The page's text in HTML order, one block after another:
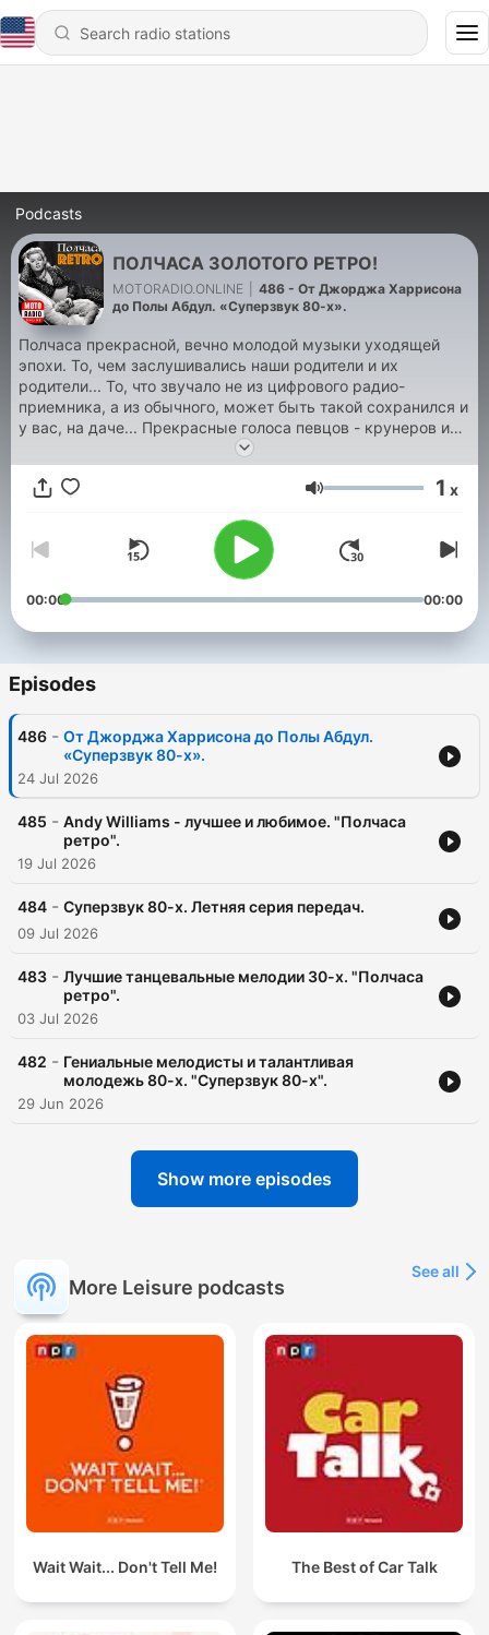
Podcasts
ПОЛЧАСА ЗОЛОТОГО РЕТРО!
MOTORADIO.ONLINE
486 - От Джорджа Харрисона
до Полы Абдул. «Суперзвук 80-х».
Полчаса прекрасной, вечно молодой музыки уходящей
эпохи. То, чем заслушивались наши родители и их
родители... То, что звучало не из цифрового радио-
приемника, а из обычного, может быть такой сохранился и
у вас, на даче... Прекрасные голоса певцов - крунеров и
многое другое в эти ностальгические 30 минут на
MOTORADIO.ONLINE.
🎧 👉 Подписаться:
🎧 👉 Cлушать в приложениях:
https://podcast.ru/1297219303
#ретро #полчасаретро #александраромашова #motoradio
Volume 1 x
00:00 00:00
Episodes
486 - От Джорджа Харрисона до Полы Абдул.
«Суперзвук 80-х».
24 Jul 2026
485 - Andy Williams - лучшее и любимое. "Полчаса
ретро".
19 Jul 2026
484 - Суперзвук 80-х. Летняя серия передач.
09 Jul 2026
483 - Лучшие танцевальные мелодии 30-х. "Полчаса
ретро".
03 Jul 2026
482 - Гениальные мелодисты и талантливая
молодежь 80-х. "Суперзвук 80-х".
29 Jun 2026
Show more episodes
More Leisure podcasts
See all
Wait Wait... Don't Tell Me! The Best of Car Talk